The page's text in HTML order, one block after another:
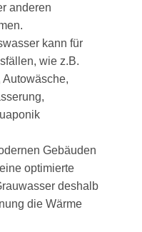
anderen
kann für
wie z.B.
Autowäsche,
Gebäuden
optimierte
deshalb
die Wärme